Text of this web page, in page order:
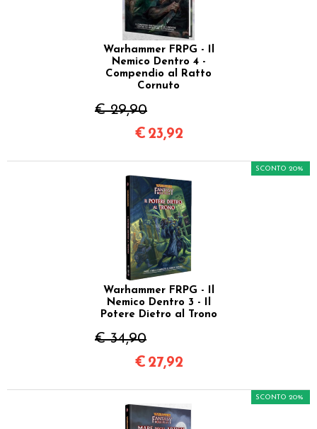
Warhammer FRPG - Il
Nemico Dentro 4 -
Compendio al Ratto
Cornuto
€ 29,90
€ 23,92
Warhammer FRPG - Il
Nemico Dentro 3 - Il
Potere Dietro al Trono
€ 34,90
SCONTO 20%
€ 27,92
SCONTO 20%